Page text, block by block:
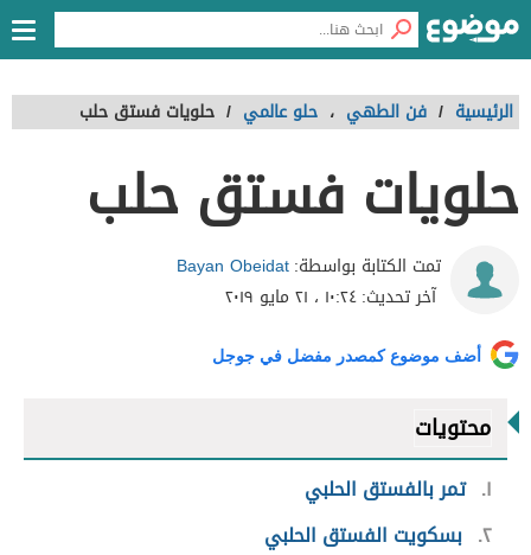
الرئيسية / فن الطهي ، حلو عالمي / حلويات فستق حلب
حلويات فستق حلب
تمت الكتابة بواسطة:Bayan Obeidat
آخر تحديث:١٠:٢٤ ، ٢١ مايو ٢٠١٩
أضف موضوع كمصدر مفضل في جوجل
محتويات
١ تمر بالفستق الحلبي
٢ بسكويت الفستق الحلبي